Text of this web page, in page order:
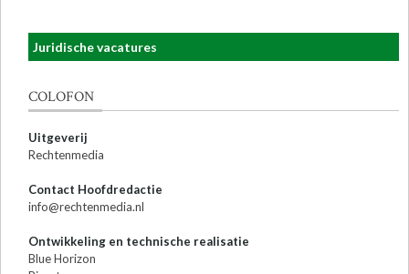
Juridische vacatures
COLOFON
Uitgeverij
Rechtenmedia
Contact Hoofdredactie
info@rechtenmedia.nl
Ontwikkeling en technische realisatie
Blue Horizon